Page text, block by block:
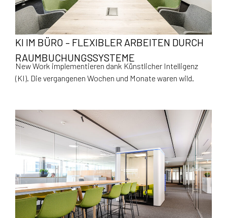
KI IM BÜRO – FLEXIBLER ARBEITEN DURCH
RAUMBUCHUNGSSYSTEME
New Work implementieren dank Künstlicher Intelligenz
(KI). Die vergangenen Wochen und Monate waren wild.